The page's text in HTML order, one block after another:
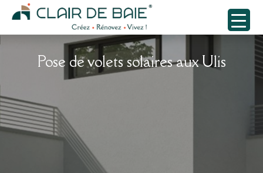
Pose de volets solaires aux Ulis